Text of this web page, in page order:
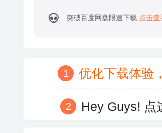
突破百度网盘限速下载 点击查
优化下载体验
Hey Guys!